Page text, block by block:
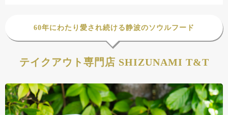
60年にわたり愛され続ける静波のソウルフード
テイクアウト専門店 SHIZUNAMI T&T